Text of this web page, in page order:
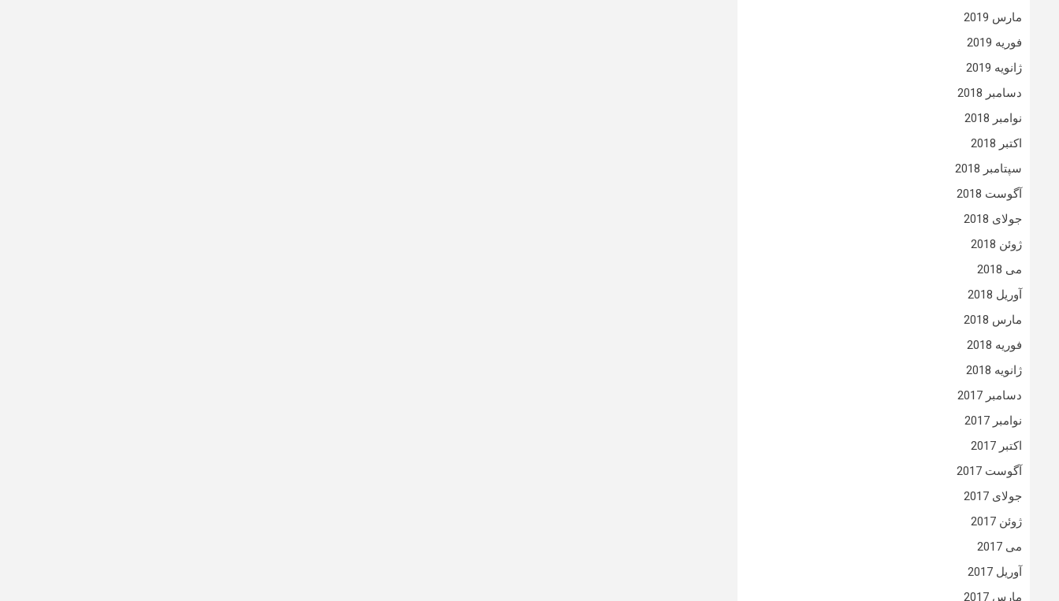
مارس 2019
فوریه 2019
ژانویه 2019
دسامبر 2018
نوامبر 2018
اکتبر 2018
سپتامبر 2018
آگوست 2018
جولای 2018
ژوئن 2018
می 2018
آوریل 2018
مارس 2018
فوریه 2018
ژانویه 2018
دسامبر 2017
نوامبر 2017
اکتبر 2017
آگوست 2017
جولای 2017
ژوئن 2017
می 2017
آوریل 2017
مارس 2017